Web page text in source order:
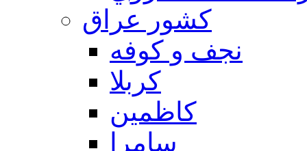
كشور عراق
نجف و كوفه
كربلا
كاظمين
سامرا